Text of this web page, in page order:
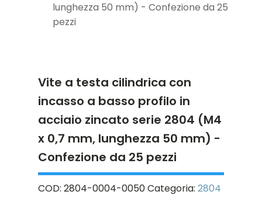
lunghezza 50 mm) - Confezione da 25
pezzi
Vite a testa cilindrica con
incasso a basso profilo in
acciaio zincato serie 2804 (M4
x 0,7 mm, lunghezza 50 mm) -
Confezione da 25 pezzi
COD: 2804-0004-0050Categoria: 2804